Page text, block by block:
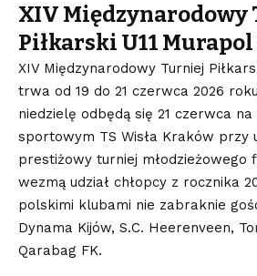
XIV Międzynarodowy
Piłkarski U11 Murapol
XIV Międzynarodowy Turniej
trwa od 19 do 21 czerwca 2026
niedzielę odbędą się 21 czerwca na
sportowym TS Wisła Kraków przy
prestiżowy turniej młodzieżowego
wezmą udział chłopcy z rocznika
polskimi klubami nie zabraknie
Dynama Kijów, S.C. Heerenveen,
Qarabag FK.